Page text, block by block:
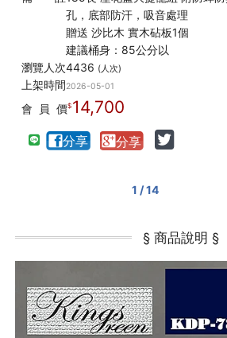
孔，底部防汗，吸音處理
贈送 沙比木 實木砧板1個
建議桶身：85公分以
瀏覽人次4436 (人次)
上架時間2026-05-01
會 員 價 14,700
1 / 14